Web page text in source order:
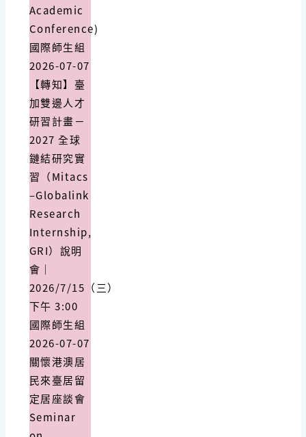
Academic
Conference)
國際師生組
2026-07-07
【轉知】臺
加雙邊人才
研習計畫－
2027 全球
鏈結研究實
習（Mitacs
–Globalink
Research
Internship,
GRI）說明
會｜
2026/7/15（三）
下午 3:00
國際師生組
2026-07-07
關懷港澳居
民來臺居留
定居座談會
Seminar